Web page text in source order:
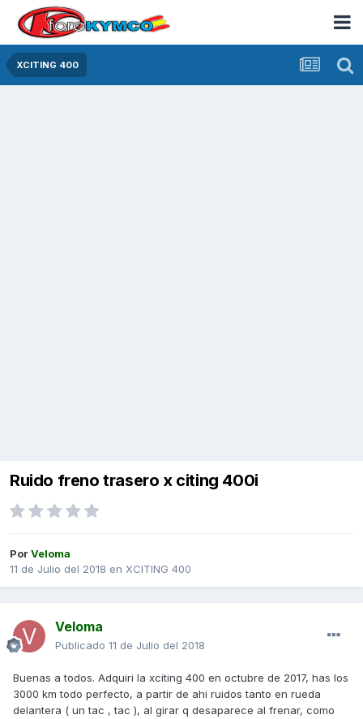
XCITING 400
Ruido freno trasero x citing 400i
PorVeloma
11 de Julio del 2018 en XCITING 400
Veloma
Publicado 11 de Julio del 2018
Buenas a todos. Adquiri la xciting 400 en octubre de 2017, has los
3000 km todo perfecto, a partir de ahi ruidos tanto en rueda
delantera ( un tac , tac ), al girar q desaparece al frenar, como